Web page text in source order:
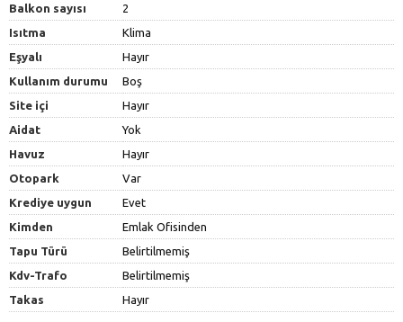
Balkon sayısı
2
Isıtma
Klima
Eşyalı
Hayır
Kullanım durumu
Boş
Site içi
Hayır
Aidat
Yok
Havuz
Hayır
Otopark
Var
Krediye uygun
Evet
Kimden
Emlak Ofisinden
Tapu Türü
Belirtilmemiş
Kdv-Trafo
Belirtilmemiş
Takas
Hayır